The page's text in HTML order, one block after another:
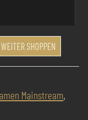
WEITER SHOPPEN
Mainstream,